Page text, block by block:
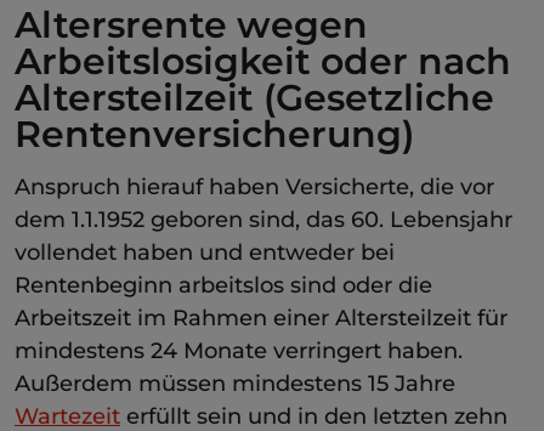
Altersrente wegen
Arbeitslosigkeit oder nach
Altersteilzeit (Gesetzliche
Rentenversicherung)
Anspruch hierauf haben Versicherte, die vor
dem 1.1.1952 geboren sind, das 60. Lebensjahr
vollendet haben und entweder bei
Rentenbeginn arbeitslos sind oder die
Arbeitszeit im Rahmen einer Altersteilzeit für
mindestens 24 Monate verringert haben.
Außerdem müssen mindestens 15 Jahre
Wartezeit erfüllt sein und in den letzten zehn